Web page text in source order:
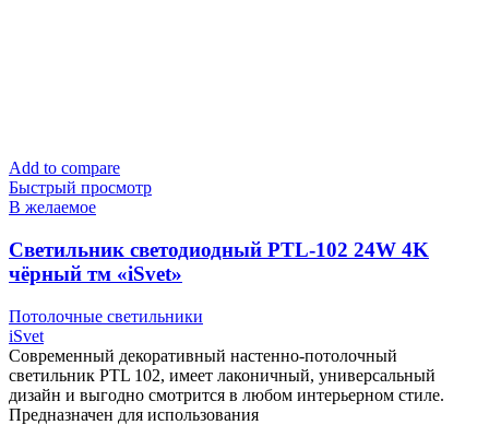
Add to compare
Быстрый просмотр
В желаемое
Cветильник светодиодный PTL-102 24W 4K
чёрный тм «iSvet»
Потолочные светильники
iSvet
Современный декоративный настенно-потолочный
светильник PTL 102, имеет лаконичный, универсальный
дизайн и выгодно смотрится в любом интерьерном стиле.
Предназначен для использования